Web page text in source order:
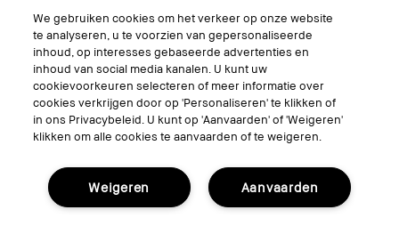
We gebruiken cookies om het verkeer op onze website
te analyseren, u te voorzien van gepersonaliseerde
inhoud, op interesses gebaseerde advertenties en
inhoud van social media kanalen. U kunt uw
cookievoorkeuren selecteren of meer informatie over
cookies verkrijgen door op 'Personaliseren' te klikken of
in ons Privacybeleid. U kunt op 'Aanvaarden' of 'Weigeren'
klikken om alle cookies te aanvaarden of te weigeren.
Aanvaarden
Weigeren